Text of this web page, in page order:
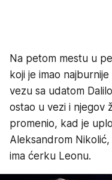
Na petom mestu u
koji je imao
vezu sa udatom
ostao u vezi i njegov
promenio, kad je
Aleksandrom
ima ćerku Leonu.